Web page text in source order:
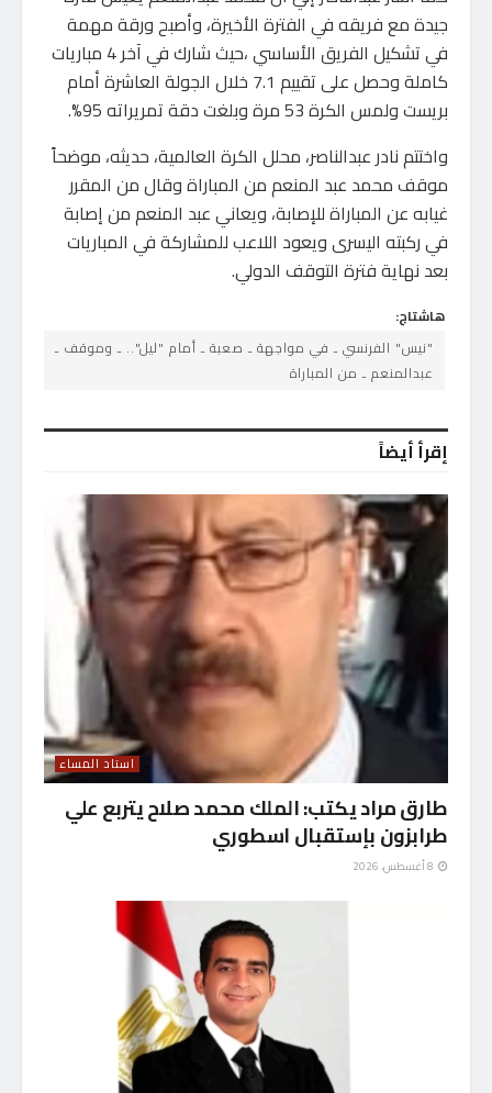
جيدة مع فريقه في الفترة الأخيرة، وأصبح ورقة مهمة
في تشكيل الفريق الأساسي ،حيث شارك في آخر 4 مباريات
كاملة وحصل على تقييم 7.1 خلال الجولة العاشرة أمام
بريست ولمس الكرة 53 مرة وبلغت دقة تمريراته 95%.
واختتم نادر عبدالناصر، محلل الكرة العالمية، حديثه، موضحاً
موقف محمد عبد المنعم من المباراة وقال من المقرر
غيابه عن المباراة للإصابة، ويعاني عبد المنعم من إصابة
في ركبته اليسرى ويعود اللاعب للمشاركة في المباريات
بعد نهاية فترة التوقف الدولي.
هاشتاج:
"نيس" الفرنسي ـ في مواجهة ـ صعبة ـ أمام "ليل".. ـ وموقف ـ
عبدالمنعم ـ من المباراة
إقرأ أيضاً
استاد المساء
طارق مراد يكتب: الملك محمد صلاح يتربع علي
طرابزون بإستقبال اسطوري